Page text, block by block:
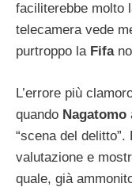
faciliterebbe molto
telecamera vede
purtroppo la Fifa
L’errore più
quando Nagatomo
“scena del delitto”.
valutazione e
quale, già